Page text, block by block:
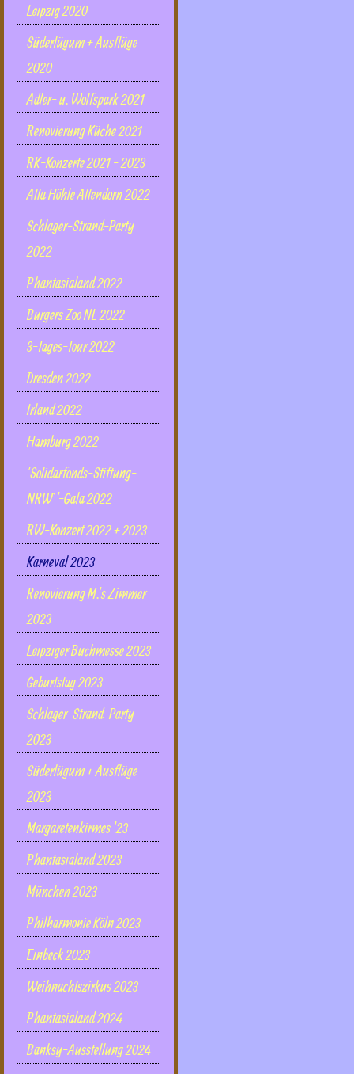
Leipzig 2020
Süderlügum + Ausflüge
2020
Adler- u. Wolfspark 2021
Renovierung Küche 2021
RK-Konzerte 2021 - 2023
Atta Höhle Attendorn 2022
Schlager-Strand-Party
2022
Phantasialand 2022
Burgers Zoo NL 2022
3-Tages-Tour 2022
Dresden 2022
Irland 2022
Hamburg 2022
'Solidarfonds-Stiftung-
NRW`'-Gala 2022
RW-Konzert 2022 + 2023
Karneval 2023
Renovierung M.'s Zimmer
2023
Leipziger Buchmesse 2023
Geburtstag 2023
Schlager-Strand-Party
2023
Süderlügum + Ausflüge
2023
Margaretenkirmes '23
Phantasialand 2023
München 2023
Philharmonie Köln 2023
Einbeck 2023
Weihnachtszirkus 2023
Phantasialand 2024
Banksy-Ausstellung 2024